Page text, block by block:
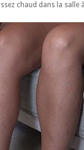
chaud dans la salle